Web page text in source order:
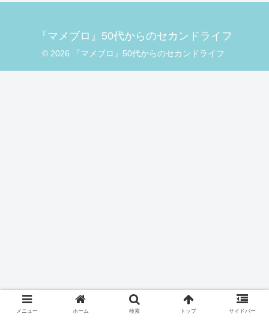
『マメブロ』50代からのセカンドライフ
© 2026 『マメブロ』50代からのセカンドライフ.
メニュー ホーム 検索 トップ サイドバー